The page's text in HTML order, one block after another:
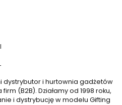
i hurtownia gadżetów
(B2B). Działamy od 1998 roku,
i dystrybucję w modelu Gifting